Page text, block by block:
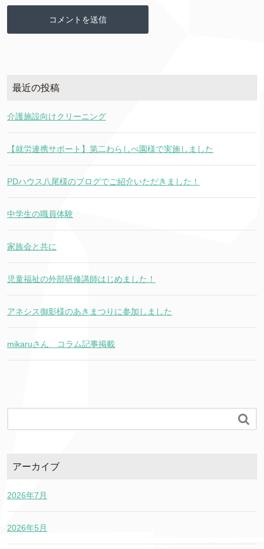
最近の投稿
介護施設向けクリーニング
【就労連携サポート】第二わらしべ園様で実施しました
PDハウス八尾様のブログでご紹介いただきました！
中学生の職員体験
家族会と共に
児童福祉の外部研修講師はじめました！
アネシス御影様のあきまつりに参加しました
mikaruさん コラム記事掲載

アーカイブ
2026年7月
2026年5月